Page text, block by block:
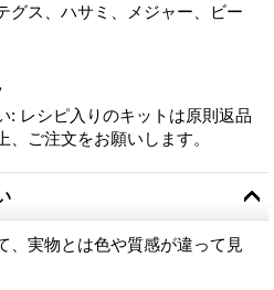
グス、ハサミ、メジャー、ビー
テッチ針
: レシピ入りのキットは原則返品
ご注文をお願いします。
実物とは色や質感が違って見